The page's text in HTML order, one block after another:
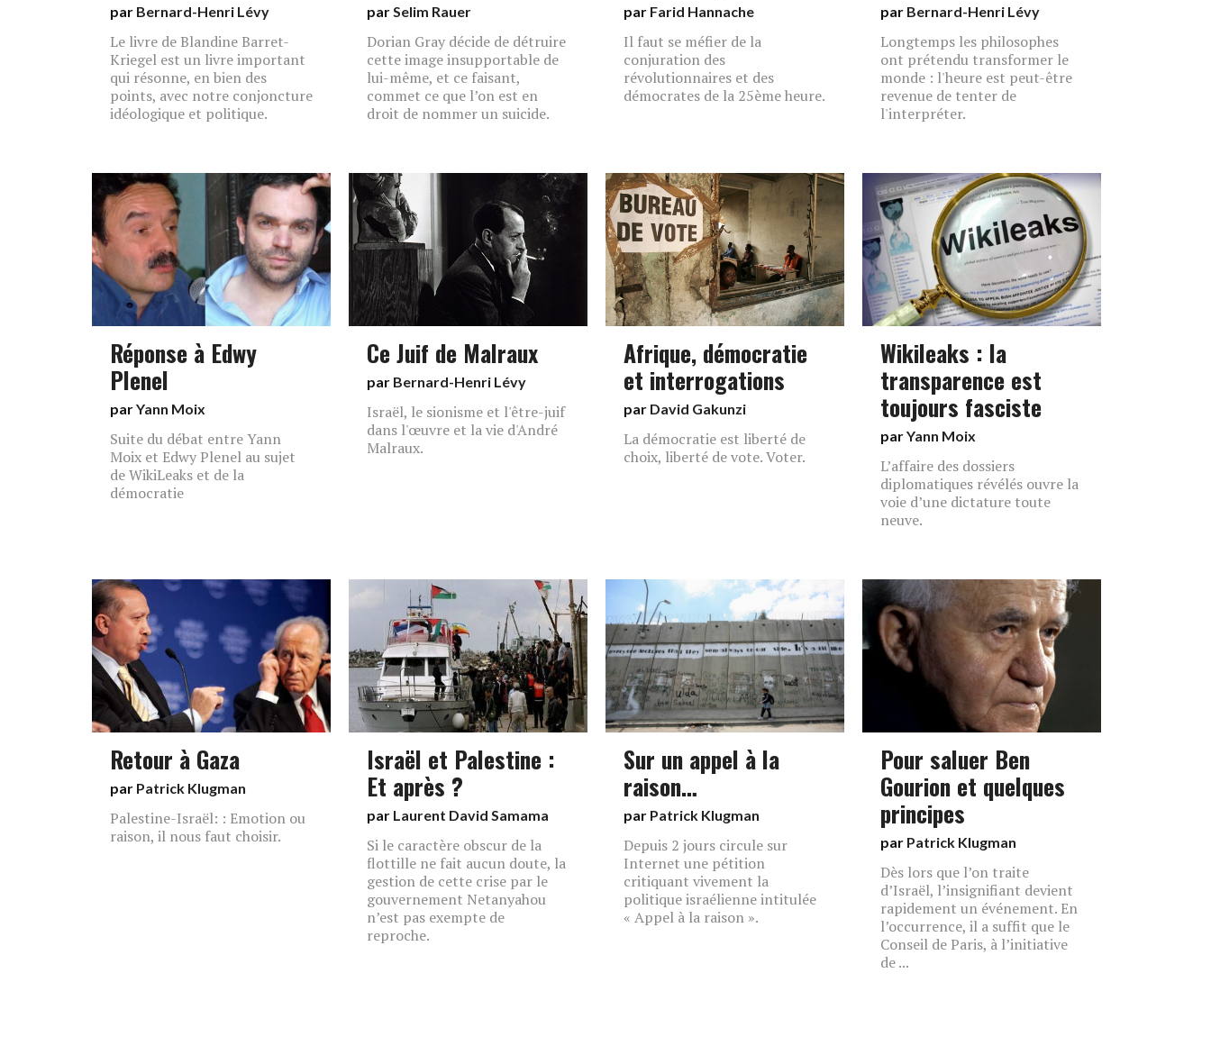
par Bernard-Henri Lévy
Le livre de Blandine Barret-
Kriegel est un livre important
qui résonne, en bien des
points, avec notre conjoncture
idéologique et politique.
parSelim Rauer
Dorian Gray décide de détruire
cette image insupportable de
lui-même, et ce faisant,
commet ce que l’on est en
droit de nommer un suicide.
par Farid Hannache
Il faut se méfier de la
conjuration des
révolutionnaires et des
démocrates de la 25ème heure.
par Bernard-Henri Lévy
Longtemps les philosophes
ont prétendu transformer le
monde : l'heure est peut-être
revenue de tenter de
l'interpréter.
Réponse à Edwy
Plenel
parYann Moix
Suite du débat entre Yann
Moix et Edwy Plenel au sujet
de WikiLeaks et de la
démocratie
Ce Juif de Malraux
par Bernard-Henri Lévy
Israël, le sionisme et l'être-juif
dans l'œuvre et la vie d'André
Malraux.
Afrique, démocratie
et interrogations
par David Gakunzi
La démocratie est liberté de
choix, liberté de vote. Voter.
Wikileaks : la
transparence est
toujours fasciste
parYann Moix
L’affaire des dossiers
diplomatiques révélés ouvre la
voie d’une dictature toute
neuve.
Retour à Gaza
par Patrick Klugman
Palestine-Israël: : Emotion ou
raison, il nous faut choisir.
Israël et Palestine :
Et après ?
par Laurent David Samama
Si le caractère obscur de la
flottille ne fait aucun doute, la
gestion de cette crise par le
gouvernement Netanyahou
n’est pas exempte de
reproche.
Sur un appel à la
raison…
par Patrick Klugman
Depuis 2 jours circule sur
Internet une pétition
critiquant vivement la
politique israélienne intitulée
« Appel à la raison ».
Pour saluer Ben
Gourion et quelques
principes
par Patrick Klugman
Dès lors que l’on traite
d’Israël, l’insignifiant devient
rapidement un événement. En
l’occurrence, il a suffit que le
Conseil de Paris, à l’initiative
de ...